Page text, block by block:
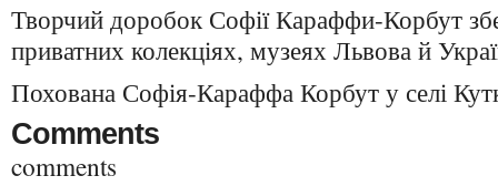
Творчий доробок Софії Караффи-Корбут
приватних колекціях, музеях Львова й
Похована Софія-Караффа Корбут у селі
Comments
comments